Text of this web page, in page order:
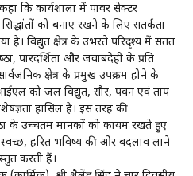
कि कार्यशाला में पावर सेक्टर
को बनाए रखने के लिए सतर्कता
है। विद्युत क्षेत्र के उभरते परिदृश्य में सतत
पारदर्शिता और जवाबदेही के प्रति
क्षेत्र के प्रमुख उपक्रम होने के
को जल विद्युत, सौर, पवन एवं ताप
हासिल है। इस तरह की
के उच्चतम मानकों को कायम रखते हुए
हरित भविष्य की ओर बदलाव लाने
करती हैं।